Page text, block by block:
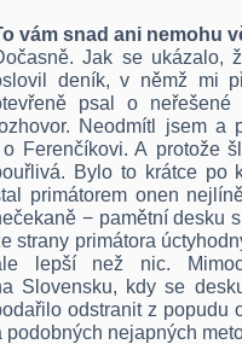
vám snad ani nemohu
Jak se ukázalo,
deník, v němž mi
psal o
Neodmítl jsem a
Ferenčíkovi. A protože
Bylo to krátce po
primátorem onen
− pamětní desku
strany primátora
lepší než nic.
Slovensku, kdy se
odstranit z popudu
podobných nejapných